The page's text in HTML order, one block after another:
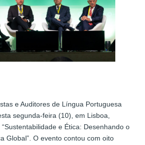
e Auditores de Língua Portuguesa
segunda-feira (10), em Lisboa,
e Ética: Desenhando o
Global”. O evento contou com oito